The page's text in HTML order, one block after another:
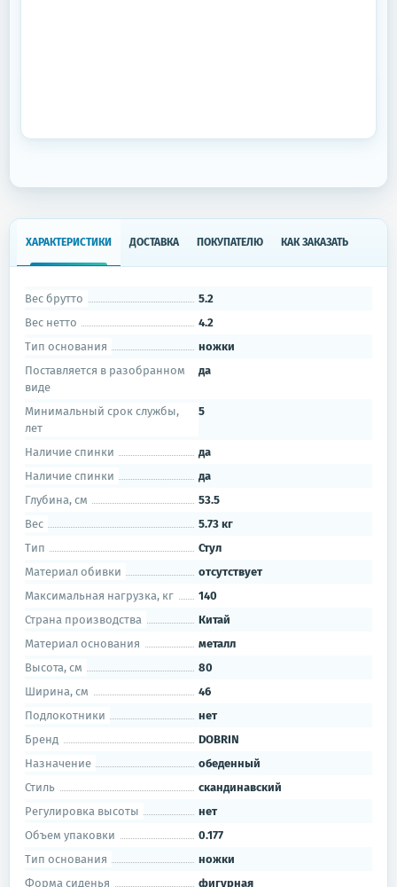
ХАРАКТЕРИСТИКИ ДОСТАВКА ПОКУПАТЕЛЮ КАК ЗАКАЗАТЬ
Вес брутто
5.2
Вес нетто
4.2
Тип основания
ножки
Поставляется в разобранном
виде
да
Минимальный срок службы,
лет
5
Наличие спинки
да
Наличие спинки
да
Глубина, см
53.5
Вес
5.73 кг
Тип
Стул
Материал обивки
отсутствует
Максимальная нагрузка, кг
140
Страна производства
Китай
Материал основания
металл
Высота, см
80
Ширина, см
46
Подлокотники
нет
Бренд
DOBRIN
Назначение
обеденный
Стиль
скандинавский
Регулировка высоты
нет
Объем упаковки
0.177
Тип основания
ножки
Форма сиденья
фигурная